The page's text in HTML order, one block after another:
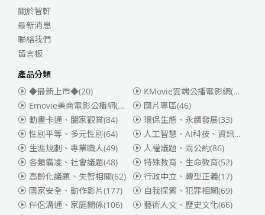
關於智軒
最新消息
聯絡我們
留言板
產品分類
◆最新上市◆(20)
KMovie雲端公播電影網(迪士尼、福斯、索尼)
Emovie美商電影公播網(華納)
(186)
國片專區(46)
動畫卡通、闔家觀賞(84) 環保生態、永續發展(33)
性別平等、多元性別(64) 人工智慧、AI科技、資訊安全
生涯規劃、專業職人(49) 人權議題、兩公約(86)
各類霸凌、社會議題(48) 特殊教育、生命教育(52)
高齡化議題、失智相關(62) 行政中立、轉型正義(17)
國家安全、動作影片(177) 自我探索、犯罪相關(69)
伴侶溝通、家庭關係(106) 藝術人文、歷史文化(66)